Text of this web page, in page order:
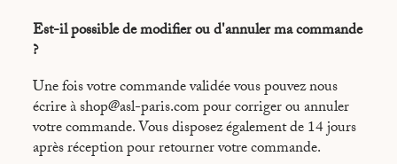
Est-il possible de modifier ou d'annuler ma commande
?
Une fois votre commande validée vous pouvez nous
écrire à shop@asl-paris.com pour corriger ou annuler
votre commande. Vous disposez également de 14 jours
après réception pour retourner votre commande.